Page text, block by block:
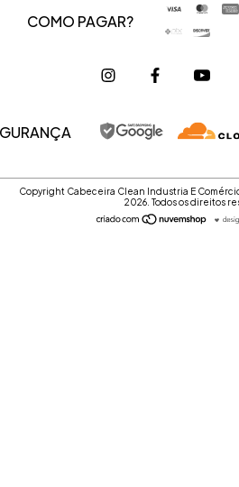
COMO PAGAR?
Copyright Cabeceira Clean Industria E
2026. Todos os direitos